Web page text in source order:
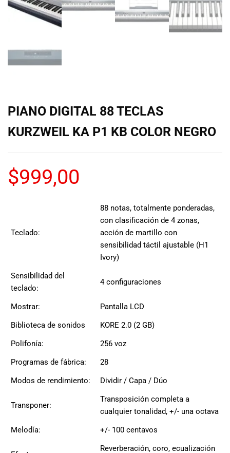
marcas del
mercado,
También
contamos con
una selección
para satisfacer
todas las
necesidades
musicales.
Nuestro equipo
de expertos en
aquí para
encontrar el
equipo de
audio
ti, y ofrecerte el
al cliente
posible.
Además,
precios
PIANO DIGITAL 88 TECLAS
KURZWEIL KA P1 KB COLOR NEGRO
$999,00
Teclado:
88 notas, totalmente ponderadas,
con clasificación de 4 zonas,
acción de martillo con
sensibilidad táctil ajustable (H1
Ivory)
Sensibilidad del
teclado:
4 configuraciones
Mostrar:
Pantalla LCD
Biblioteca de sonidos
KORE 2.0 (2 GB)
Polifonía:
256 voz
Programas de fábrica:
28
Modos de rendimiento:
Dividir / Capa / Dúo
Transponer:
Transposición completa a
cualquier tonalidad, +/- una octava
Melodía:
+/- 100 centavos
Reverberación, coro, ecualización